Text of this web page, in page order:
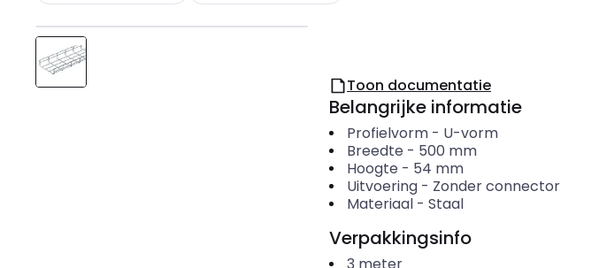
Toon documentatie
Belangrijke informatie
Profielvorm- U-vorm
Breedte - 500 mm
Hoogte - 54 mm
Uitvoering- Zonder connector
Materiaal- Staal
Verpakkingsinfo